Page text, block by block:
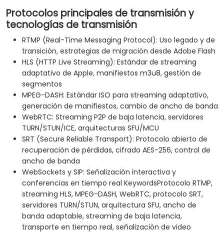
Protocolos principales de transmisión y
tecnologías de transmisión
RTMP (Real-Time Messaging Protocol): Uso legado y de
transición, estrategias de migración desde Adobe Flash
HLS (HTTP Live Streaming): Estándar de streaming
adaptativo de Apple, manifiestos m3u8, gestión de
segmentos
MPEG-DASH: Estándar ISO para streaming adaptativo,
generación de manifiestos, cambio de ancho de banda
WebRTC: Streaming P2P de baja latencia, servidores
TURN/STUN/ICE, arquitecturas SFU/MCU
SRT (Secure Reliable Transport): Protocolo abierto de
recuperación de pérdidas, cifrado AES-256, control de
ancho de banda
WebSockets y SIP: Señalización interactiva y
conferencias en tiempo real KeywordsProtocolo RTMP,
streaming HLS, MPEG-DASH, WebRTC, protocolo SRT,
servidores TURN/STUN, arquitectura SFU, ancho de
banda adaptable, streaming de baja latencia,
transporte en tiempo real, señalización de video